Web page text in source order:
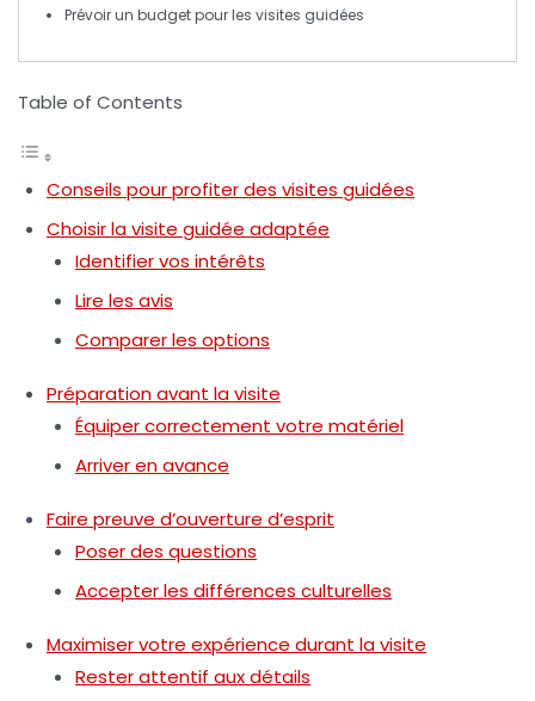
Prévoirun budget pour les visites guidées
Table of Contents
Conseils pour profiter des visites guidées
Choisir la visite guidée adaptée
Identifier vos intérêts
Lire les avis
Comparer les options
Préparation avant la visite
Équiper correctement votre matériel
Arriver en avance
Faire preuve d’ouverture d’esprit
Poser des questions
Accepter les différences culturelles
Maximiser votre expérience durant la visite
Rester attentif aux détails